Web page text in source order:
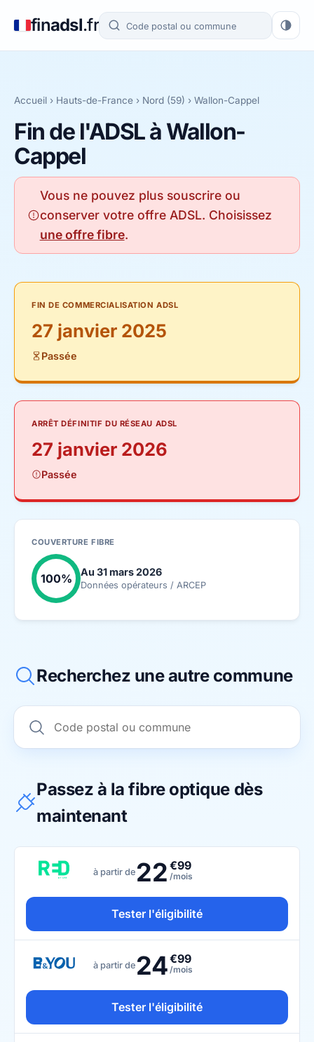
finadsl.fr
Accueil › Hauts-de-France › Nord (59) › Wallon-Cappel
Fin de l'ADSL à Wallon-
Cappel
Vous ne pouvez plus souscrire ou
conserver votre offre ADSL. Choisissez
une offre fibre.
FIN DE COMMERCIALISATION ADSL
27 janvier 2025
Passée
ARRÊT DÉFINITIF DU RÉSEAU ADSL
27 janvier 2026
Passée
COUVERTURE FIBRE
100% Au 31 mars 2026
Données opérateurs / ARCEP
Recherchez une autre commune
Passez à la fibre optique dès
maintenant
à partir de 22 €99
/mois
Tester l'éligibilité
à partir de 24€99
/mois
Tester l'éligibilité